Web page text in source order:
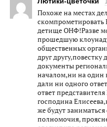
Похоже на местах
скомпрометировать
детище ОНФ!Разве
прошедшую
общественных
друг другу,повестку
документы
началом,ни на один
дали ни одного
ответ
господина
же будут
полномочия,